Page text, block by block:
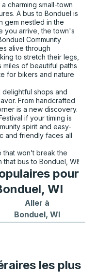
charming small-town
A bus to Bonduel is
gem nestled in the
you arrive, the town's
Community
alive through
to stretch their legs,
miles of beautiful paths
for bikers and nature
delightful shops and
From handcrafted
is a new discovery.
if your timing is
spirit and easy-
and friendly faces all
won’t break the
bus to Bonduel, WI!
pour
WI
WI
Aller à
Bonduel, WI
de bus vers
les plus